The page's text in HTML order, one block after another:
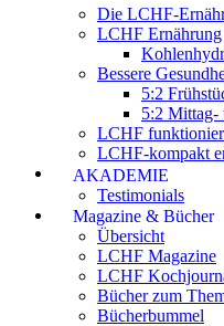
Die LCHF-
LCHF Ernährung
Bessere
5:2
5:2 Mittag-
LCHF
LCHF-kompakt
AKADEMIE
Testimonials
Magazine & Bücher
Übersicht
LCHF Magazine
LCHF
Bücher zum
Bücherbummel